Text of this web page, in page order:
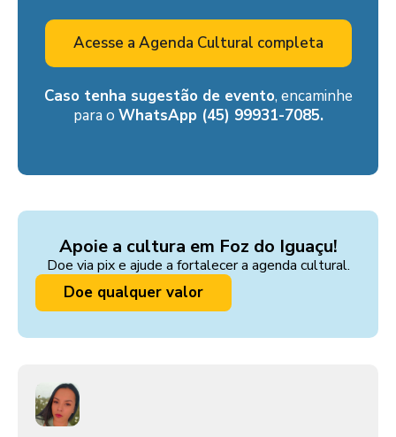
Acesse a Agenda Cultural completa
Caso tenha sugestão de evento, encaminhe
para o WhatsApp (45) 99931-7085.
Apoie a cultura em Foz do Iguaçu!
Doe via pix e ajude a fortalecer a agenda cultural.
Doe qualquer valor